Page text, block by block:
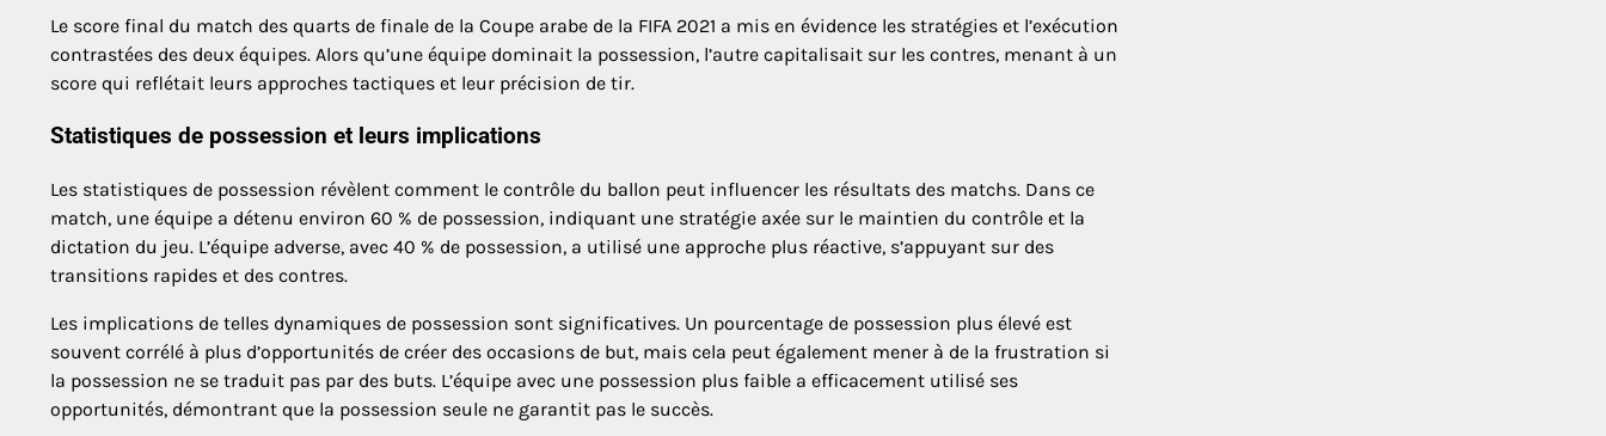
Le score final du match des quarts de finale de la Coupe arabe de la FIFA 2021 a mis en évidence les stratégies et l’exécution
contrastées des deux équipes. Alors qu’une équipe dominait la possession, l’autre capitalisait sur les contres, menant à un
score qui reflétait leurs approches tactiques et leur précision de tir.
Statistiques de possession et leurs implications
Les statistiques de possession révèlent comment le contrôle du ballon peut influencer les résultats des matchs. Dans ce
match, une équipe a détenu environ 60 % de possession, indiquant une stratégie axée sur le maintien du contrôle et la
dictation du jeu. L’équipe adverse, avec 40 % de possession, a utilisé une approche plus réactive, s’appuyant sur des
transitions rapides et des contres.
Les implications de telles dynamiques de possession sont significatives. Un pourcentage de possession plus élevé est
souvent corrélé à plus d’opportunités de créer des occasions de but, mais cela peut également mener à de la frustration si
la possession ne se traduit pas par des buts. L’équipe avec une possession plus faible a efficacement utilisé ses
opportunités, démontrant que la possession seule ne garantit pas le succès.